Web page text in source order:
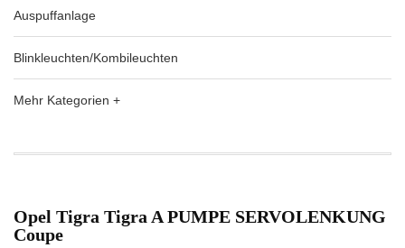
Auspuffanlage
Blinkleuchten/Kombileuchten
Mehr Kategorien +
Opel Tigra Tigra A PUMPE SERVOLENKUNG
Coupe